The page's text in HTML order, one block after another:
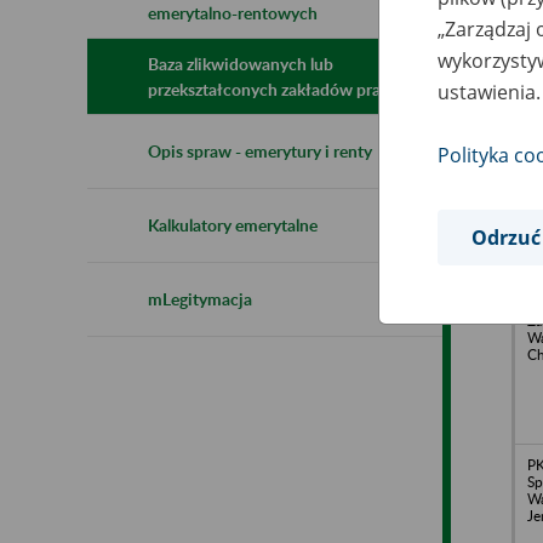
emerytalno-rentowych
Baza zlikwidowanych lub
przekształconych zakładów pracy
Opis spraw - emerytury i renty
Kalkulatory emerytalne
mLegitymacja
„Zarządzaj
Polityka